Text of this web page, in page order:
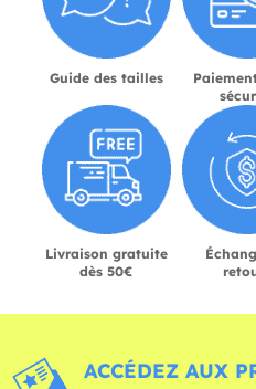
Guide des tailles
Livraison gratuite
dès 50€
ACCÉDEZ AUX